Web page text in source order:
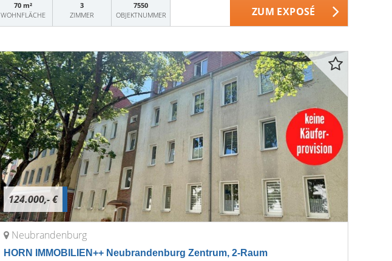
70 m²
WOHNFLÄCHE
3
ZIMMER
7550
OBJEKTNUMMER
ZUM EXPOSÉ
124.000,- €
Neubrandenburg
HORN IMMOBILIEN++ Neubrandenburg Zentrum, 2-Raum